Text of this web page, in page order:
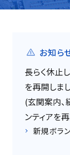
お知ら
長らく休止
を再開しまし
(玄関案内、
ンティアを
新規ボラ